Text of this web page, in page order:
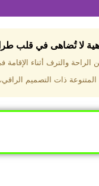
فندق
متكاملة تشمل
لا تُضاهى في قلب
الراحة والترف أثناء
ذات التصميم